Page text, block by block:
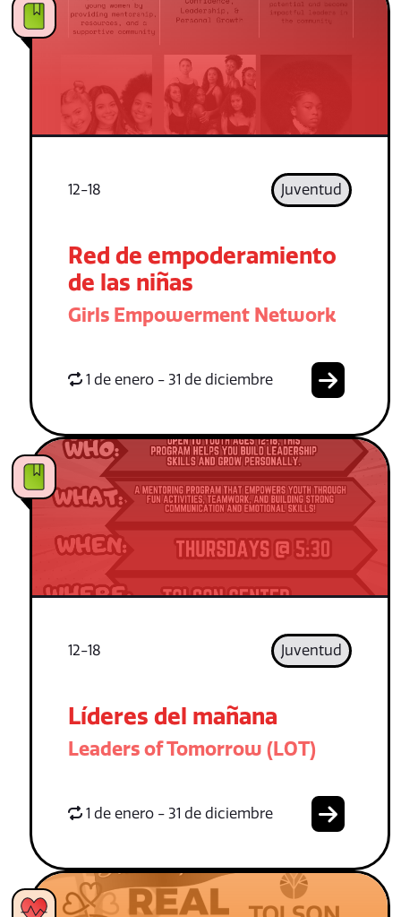
12-18 Juventud
Red de empoderamiento
de las niñas
Girls Empowerment Network
1 de enero - 31 de diciembre
12-18 Juventud
Líderes del mañana
Leaders of Tomorrow (LOT)
1 de enero - 31 de diciembre